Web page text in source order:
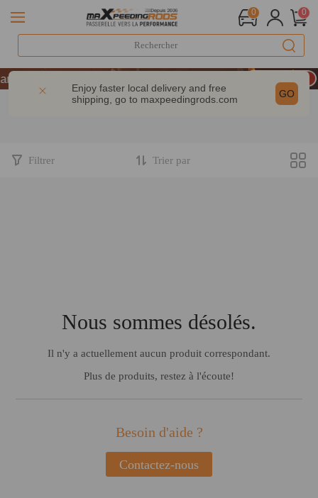
0 0
LIVRAISON GRATUITE À DOMICILE - FR
: -9% | CODE : MXR20TH
dès 200 € – CODE : WELCOME
Enjoy faster local delivery and free
shipping, go to maxpeedingrods.com GO
Filtrer Trier par
Nous sommes désolés.
Il n'y a actuellement aucun produit correspondant.
Plus de produits, restez à l'écoute!
Besoin d'aide ?
Contactez-nous